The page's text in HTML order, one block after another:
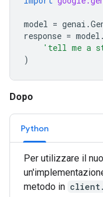
model = genai .
response = model .
'tell me a
)
Dopo
Python
Per utilizzare il
metodo in